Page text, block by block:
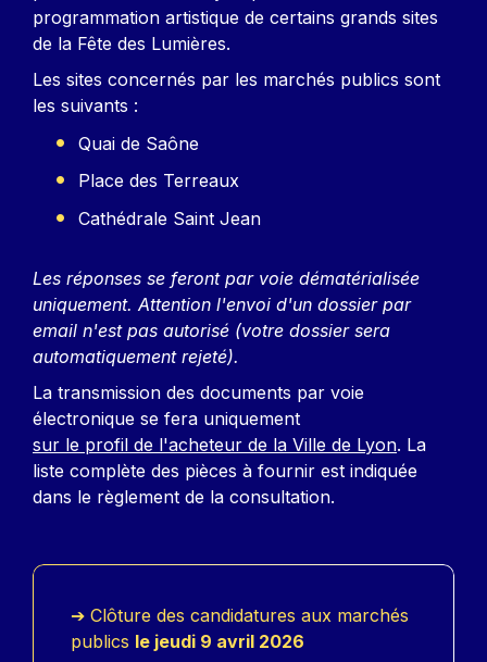
programmation artistique de certains grands sites
de la Fête des Lumières.
Les sites concernés par les marchés publics sont
les suivants :
Quai de Saône
Place des Terreaux
Cathédrale Saint Jean
Les réponses se feront par voie dématérialisée
uniquement. Attention l'envoi d'un dossier par
email n'est pas autorisé (votre dossier sera
automatiquement rejeté).
La transmission des documents par voie
électronique se fera uniquement
sur le profil de l'acheteur de la Ville de Lyon. La
liste complète des pièces à fournir est indiquée
dans le règlement de la consultation.
➔ Clôture des candidatures aux marchés
publics le jeudi 9 avril 2026